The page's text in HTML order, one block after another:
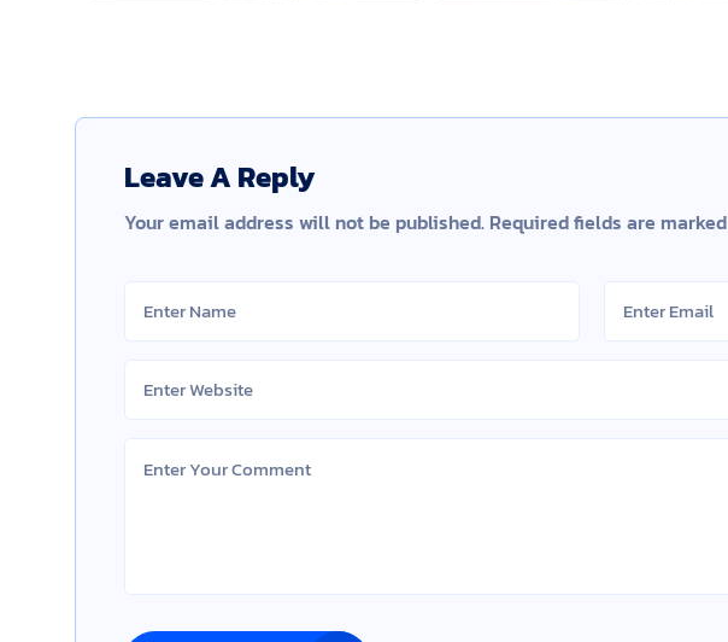
Leave A Reply
Your email address will not be published. Required fields are marked